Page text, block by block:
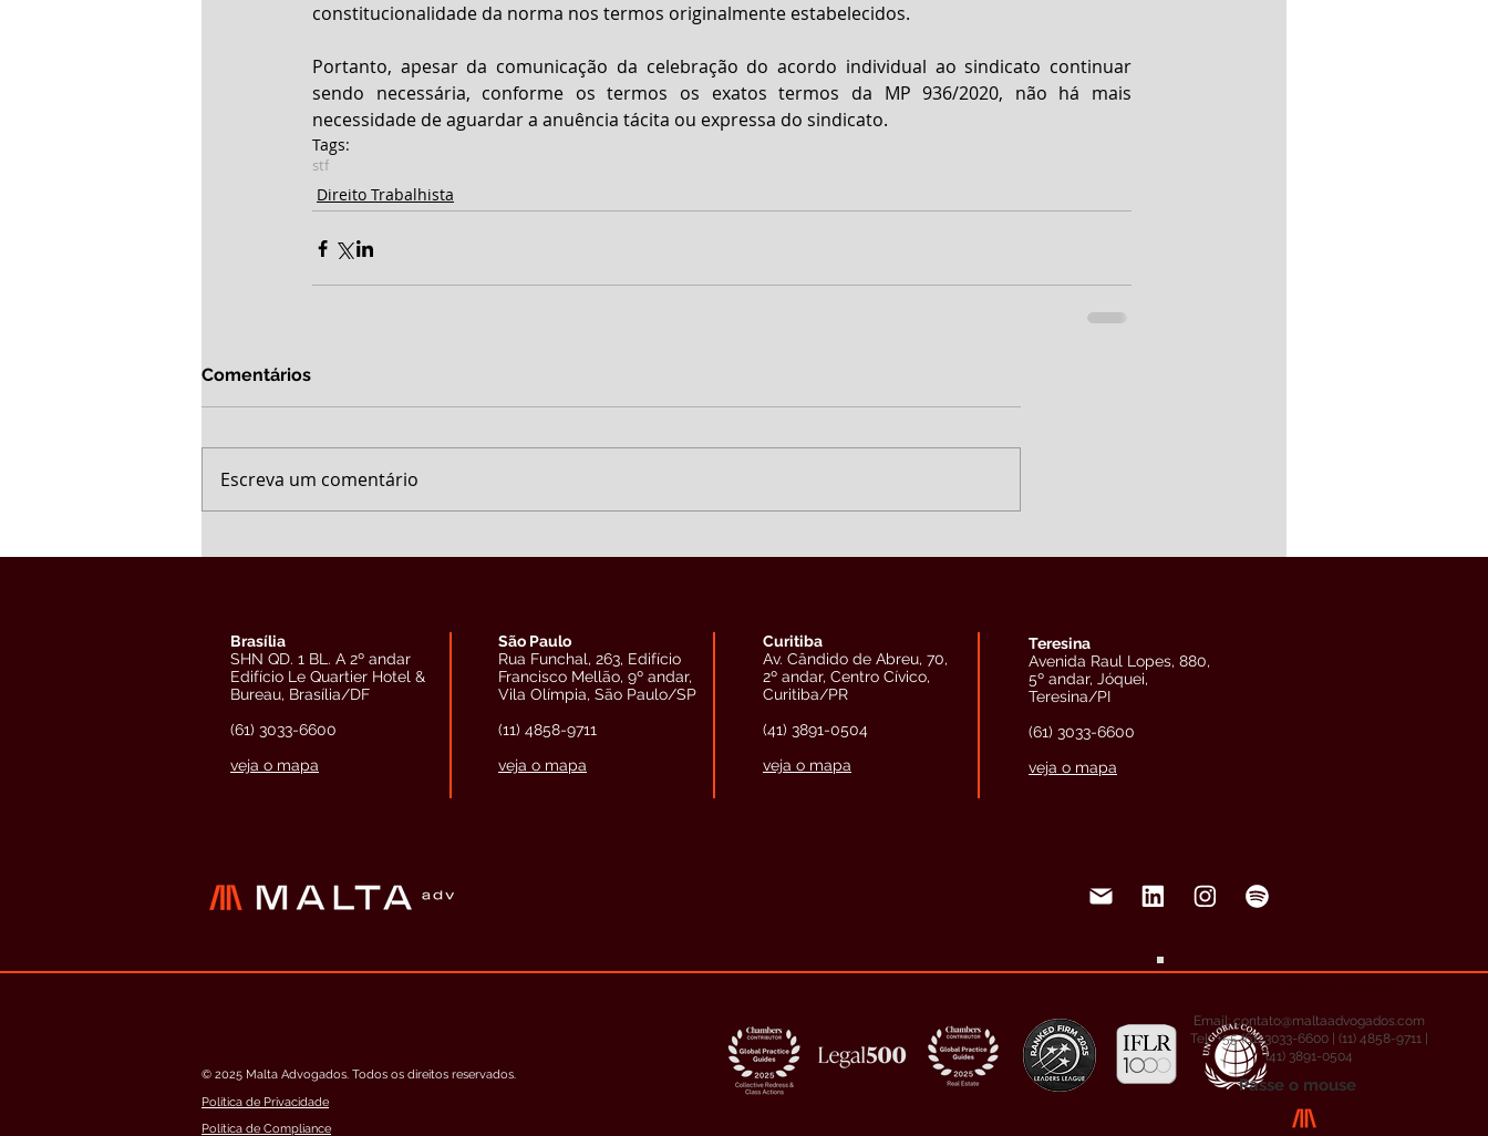
constitucionalidade da norma nos termos originalmente estabelecidos.
Portanto, apesar da comunicação da celebração do acordo individual ao sindicato continuar
sendo necessária, conforme os termos os exatos termos da MP 936/2020, não há mais
necessidade de aguardar a anuência tácita ou expressa do sindicato.
Tags:
stf
Direito Trabalhista
Comentários
Escreva um comentário
Email:contato@maltaadvogados.com
Tel: +55 (61) 3033-6600 | (11) 4858-9711 |
(41) 3891-0504
Passe o mouse
Brasília
SHN QD. 1 BL. A 2º andar
Edifício Le Quartier Hotel &
Bureau, Brasília/DF
(61) 3033-6600
veja o mapa
São Paulo
Rua Funchal, 263, Edifício
Francisco Mellão, 9º andar,
Vila Olímpia, São Paulo/SP
(11) 4858-9711
veja o mapa
Curitiba
Av. Cândido de Abreu, 70,
2º andar, Centro Cívico,
Curitiba/PR
(41) 3891-0504
veja o mapa
Teresina
Avenida Raul Lopes, 880,
5º andar, Jóquei,
Teresina/PI
(61) 3033-6600
veja o mapa
© 2025 Malta Advogados. Todos os direitos reservados.
Política de Privacidade
Política de Compliance